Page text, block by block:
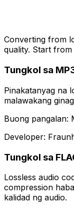
Converting from
quality. Start
Tungkol sa
Pinakatanyag na
malawakang
Buong pangalan:
Developer:
Tungkol sa
Lossless audio
compression
kalidad ng audio.